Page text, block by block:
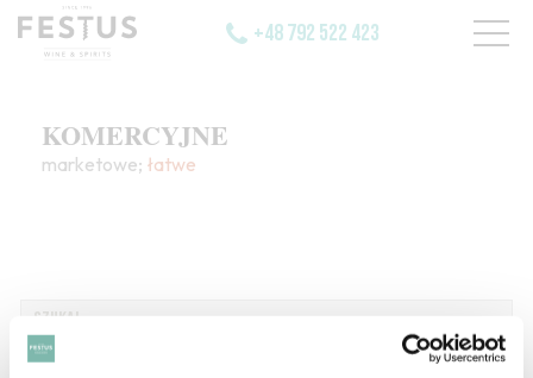
+48 792 522 423
KOMERCYJNE
marketowe; łatwe